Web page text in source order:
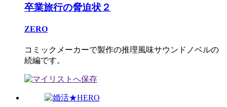
卒業旅行の脅迫状２
ZERO
コミックメーカーで製作の推理風味サウンドノベルの
続編です。